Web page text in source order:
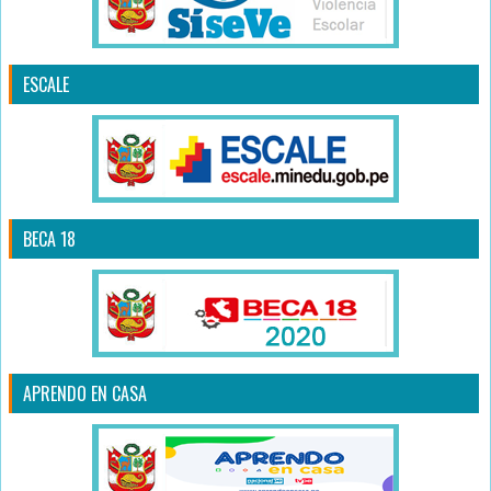
ESCALE
BECA 18
APRENDO EN CASA